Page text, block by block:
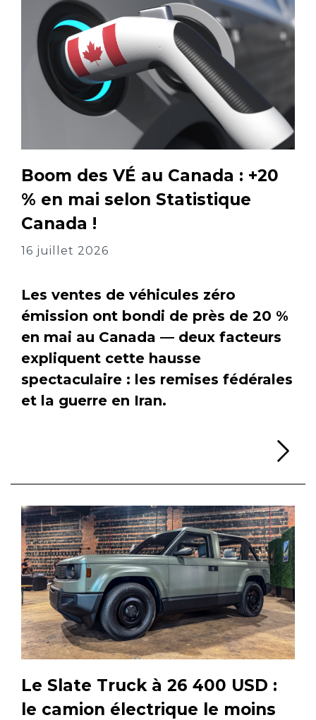
Boom des VÉ au Canada : +20
% en mai selon Statistique
Canada !
16 juillet 2026
Les ventes de véhicules zéro
émission ont bondi de près de 20 %
en mai au Canada — deux facteurs
expliquent cette hausse
spectaculaire : les remises fédérales
et la guerre en Iran.
Le Slate Truck à 26 400 USD :
le camion électrique le moins